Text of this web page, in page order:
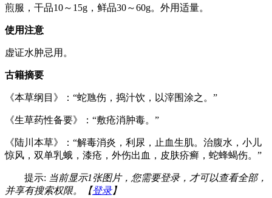
煎服，干品10～15g，鲜品30～60g。外用适量。
使用注意
虚证水肿忌用。
古籍摘要
《本草纲目》：“蛇虺伤，捣汁饮，以滓围涂之。”
《生草药性备要》：“敷疮消肿毒。”
《陆川本草》：“解毒消炎，利尿，止血生肌。治腹水，小儿
惊风，双单乳蛾，漆疮，外伤出血，皮肤疥癣，蛇蜂蝎伤。”
提示: 当前显示1张图片，您需要登录，才可以查看全部，
并享有搜索权限。【登录】